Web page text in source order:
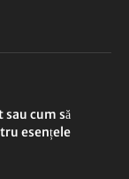
cum să
esențele